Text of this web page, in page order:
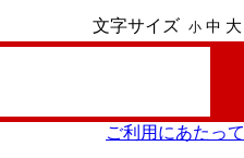
文字サイズ 小 中 大
ご利用にあたって